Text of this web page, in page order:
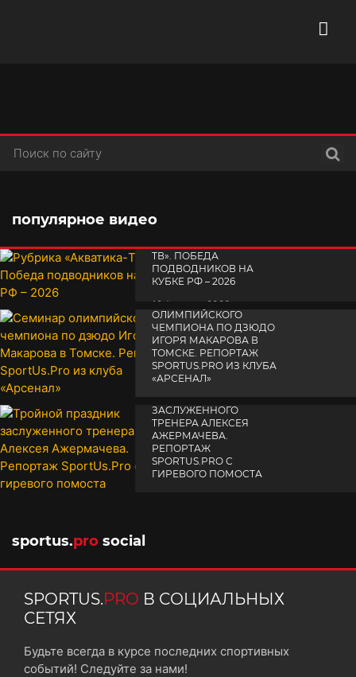
популярное видео
TВ». ПОБЕДА
ПОДВОДНИКОВ НА
КУБКЕ РФ – 2026
19 февраля 2026
СЕМИНАР
ОЛИМПИЙСКОГО
ЧЕМПИОНА ПО ДЗЮДО
ИГОРЯ МАКАРОВА В
ТОМСКЕ. РЕПОРТАЖ
SPORTUS.PRO ИЗ КЛУБА
«АРСЕНАЛ»
ЗАСЛУЖЕННОГО
ТРЕНЕРА АЛЕКСЕЯ
АЖЕРМАЧЕВА.
РЕПОРТАЖ
SPORTUS.PRO С
ГИРЕВОГО ПОМОСТА
sportus.pro social
SPORTUS.PRO В СОЦИАЛЬНЫХ
СЕТЯХ
Будьте всегда в курсе последних спортивных
событий! Следуйте за нами!